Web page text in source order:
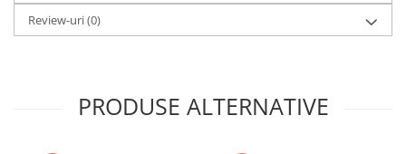
Star Trek
Fallout
Retro Arcade – Jocuri, Console si
Review-uri(0)
PRODUSE ALTERNATIVE